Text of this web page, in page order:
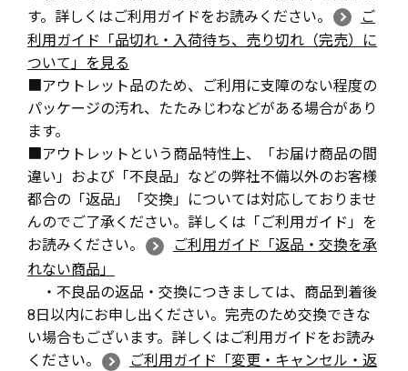
す。詳しくはご利用ガイドをお読みください。
ご
利用ガイド「品切れ・入荷待ち、売り切れ（完売）に
ついて」を見る
■アウトレット品のため、ご利用に支障のない程度の
パッケージの汚れ、たたみじわなどがある場合があり
ます。
■アウトレットという商品特性上、「お届け商品の間
違い」および「不良品」などの弊社不備以外のお客様
都合の「返品」「交換」については対応しておりませ
んのでご了承ください。詳しくは「ご利用ガイド」を
お読みください。
ご利用ガイド「返品・交換を承
れない商品」
・不良品の返品・交換につきましては、商品到着後
8日以内にお申し出ください。完売のため交換できな
い場合もございます。詳しくはご利用ガイドをお読み
ください。
ご利用ガイド「変更・キャンセル・返